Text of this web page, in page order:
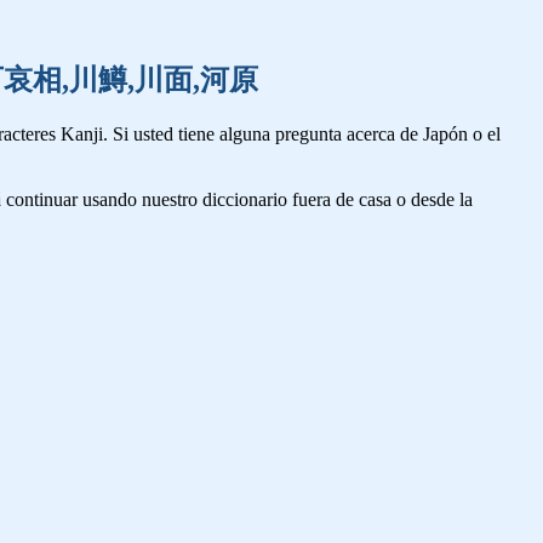
相,川鱒,川面,河原
Kanji. Si usted tiene alguna pregunta acerca de Japón o el
continuar usando nuestro diccionario fuera de casa o desde la